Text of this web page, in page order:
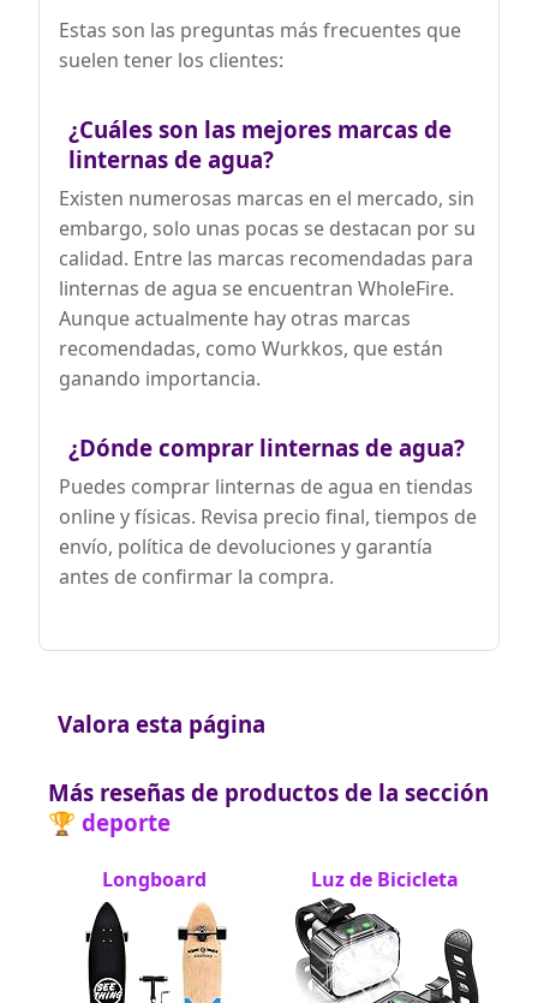
Estas son las preguntas más frecuentes que
suelen tener los clientes:
¿Cuáles son las mejores marcas de
linternas de agua?
Existen numerosas marcas en el mercado, sin
embargo, solo unas pocas se destacan por su
calidad. Entre las marcas recomendadas para
linternas de agua se encuentran WholeFire.
Aunque actualmente hay otras marcas
recomendadas, como Wurkkos, que están
ganando importancia.
¿Dónde comprar linternas de agua?
Puedes comprar linternas de agua en tiendas
online y físicas. Revisa precio final, tiempos de
envío, política de devoluciones y garantía
antes de confirmar la compra.
Valora esta página
Más reseñas de productos de la sección
🏆 deporte
Longboard Luz de Bicicleta